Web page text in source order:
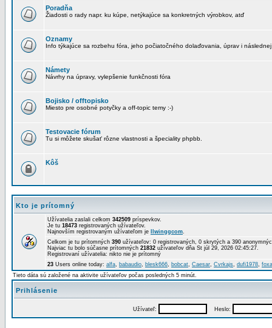
Poradňa
Žiadosti o rady napr. ku kúpe, netýkajúce sa konkretných výrobkov, atď
Oznamy
Info týkajúce sa rozbehu fóra, jeho počiatočného dolaďovania, úprav i
Námety
Návrhy na úpravy, vylepšenie funkčnosti fóra
Bojisko / offtopisko
Miesto pre osobné potyčky a off-topic temy :-)
Testovacie fórum
Tu si môžete skušať rôzne vlastnosti a špeciality phpbb.
Kôš
Kto je prítomný
Užívatelia zaslali celkom 342509 príspevkov.
Je tu 18473 registrovaných užívateľov.
Najnovším registrovaným užívateľom je
llwinggcom.
Celkom je tu prítomných 390 užívateľov: 0 registrovaných, 0 skrytých a 390
Najviac tu bolo súčasne prítomných 21832 užívateľov dňa St júl 29, 2026 02:45:27.
Registrovaní užívatelia: nikto nie je prítomný
23 Users online today: alfa, babaudio, blesk666, bobcat, Caesar, Cvrkajs, dufi1978,
Tieto dáta sú založené na aktivite užívateľov počas posledných 5 minút.
Prihlásenie
Užívateľ: Heslo: